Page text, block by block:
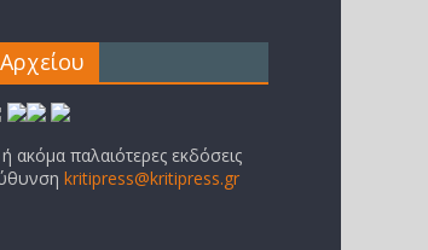
ακόμα παλαιότερες εκδόσεις
kritipress@kritipress.gr